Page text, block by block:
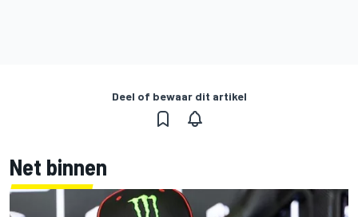
Deel of bewaar dit artikel
Net binnen